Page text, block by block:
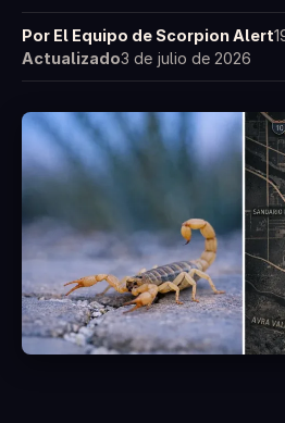
Por El Equipo de Scorpion Alert
Actualizado3 de julio de 2026
Hola — ¿qué te gustaría
Pregunta lo que quieras sobre
pregunta de inicio o escribe la tuya.
¿Cómo funciona el detector de
¿Cuánto cuesta?
¿Es seguro con niños y